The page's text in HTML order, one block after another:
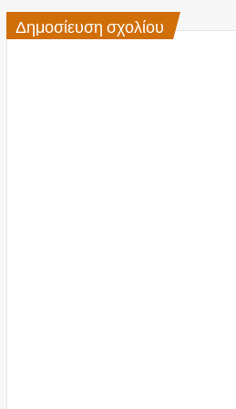
Δημοσίευση σχολίου